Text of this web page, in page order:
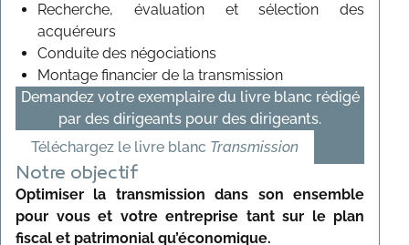
Recherche, évaluation et sélection des
acquéreurs
Conduite des négociations
Montage financier de la transmission
Demandez votre exemplaire du livre blanc rédigé
par des dirigeants pour des dirigeants.
Téléchargez le livre blanc Transmission
Notre objectif
Optimiser la transmission dans son ensemble
pour vous et votre entreprise tant sur le plan
fiscal et patrimonial qu’économique.